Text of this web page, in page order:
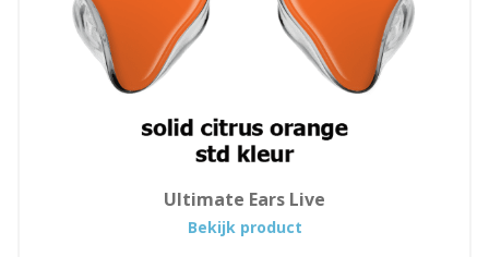
Ultimate Ears Live
Bekijk product: